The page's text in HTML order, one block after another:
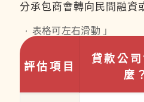
分承包商會轉向民間融資
「 表格可左右滑動 」
評估項目
貸款公
麼？